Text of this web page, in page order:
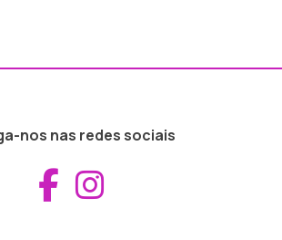
nos nas redes sociais
Aceder ao